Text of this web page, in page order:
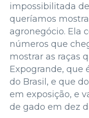
impossibilitada
queríamos
agronegócio. Ela
números que
mostrar as raças
Expogrande, que
do Brasil, e que
em exposição, e
de gado em dez